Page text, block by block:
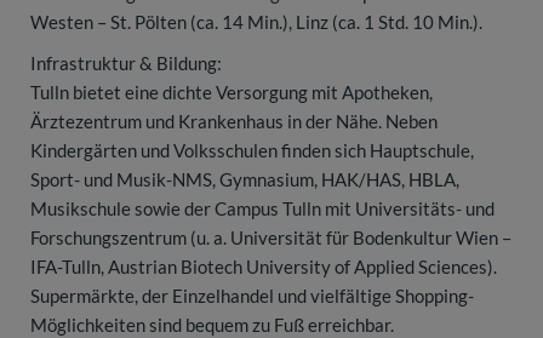
Westen – St. Pölten (ca. 14 Min.), Linz (ca. 1 Std. 10 Min.).
Infrastruktur & Bildung:
Tulln bietet eine dichte Versorgung mit Apotheken,
Ärztezentrum und Krankenhaus in der Nähe. Neben
Kindergärten und Volksschulen finden sich Hauptschule,
Sport- und Musik-NMS, Gymnasium, HAK/HAS, HBLA,
Musikschule sowie der Campus Tulln mit Universitäts- und
Forschungszentrum (u. a. Universität für Bodenkultur Wien –
IFA-Tulln, Austrian Biotech University of Applied Sciences).
Supermärkte, der Einzelhandel und vielfältige Shopping-
Möglichkeiten sind bequem zu Fuß erreichbar.